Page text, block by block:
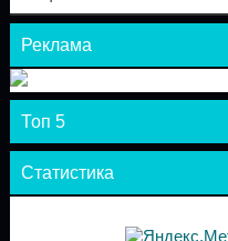
Реклама
Топ 5
Статистика